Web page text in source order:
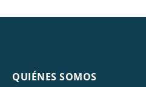
QUIÉNES SOMOS